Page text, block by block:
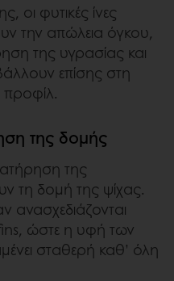
οι φυτικές ίνες
την απώλεια όγκου,
της υγρασίας και
επίσης στη
προφίλ.
της δομής
της
τη δομή της ψίχας.
ανασχεδιάζονται
ώστε η υφή των
σταθερή καθ’ όλη